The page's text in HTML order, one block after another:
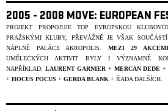
2005 - 2008 MOVE: EUROPEAN
PROJEKT PROPOJUJE TOP EVROPSKOU
PRAŽSKÝMI KLUBY, PŘEVÁŽNĚ JE VŠAK SOUČÁSTÍ
NÁPLNĚ PALÁCE AKROPOLIS. MEZI 29 AKCEMI
UMĚLECKÝCH AKTIVIT BYLY I VÝZNAMNÉ
NAPŘÍKLAD: LAURENT GARNIER + MERCAN DEDE +
+ HOCUS POCUS + GERDA BLANK + ŘADA DALŠÍCH.